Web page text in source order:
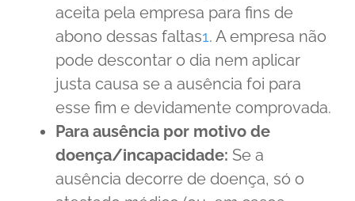
aceita pela empresa para fins de
abono dessas faltas1. A empresa não
pode descontar o dia nem aplicar
justa causa se a ausência foi para
esse fim e devidamente comprovada.
Para ausência por motivo de
doença/incapacidade: Se a
ausência decorre de doença, só o